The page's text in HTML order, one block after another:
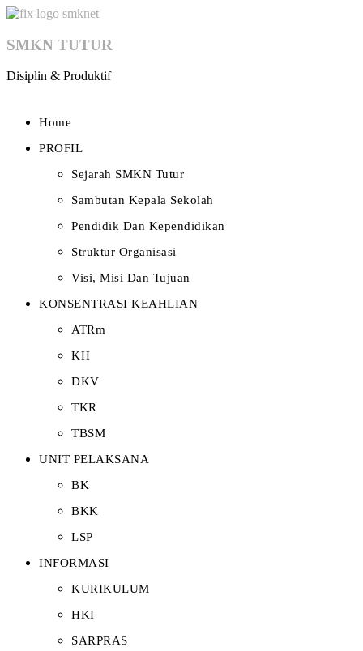
SMKN TUTUR
Disiplin & Produktif
Home
PROFIL
Sejarah SMKN Tutur
Sambutan Kepala Sekolah
Pendidik Dan Kependidikan
Struktur Organisasi
Visi, Misi Dan Tujuan
KONSENTRASI KEAHLIAN
ATRm
KH
DKV
TKR
TBSM
UNIT PELAKSANA
BK
BKK
LSP
INFORMASI
KURIKULUM
HKI
SARPRAS